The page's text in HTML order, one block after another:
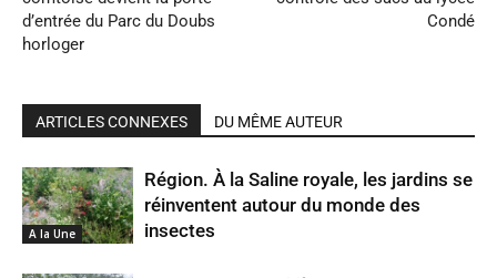
d’entrée du Parc du Doubs
horloger
Condé
ARTICLES CONNEXES DU MÊME AUTEUR
A la Une
Région. À la Saline royale, les jardins se
réinventent autour du monde des
insectes